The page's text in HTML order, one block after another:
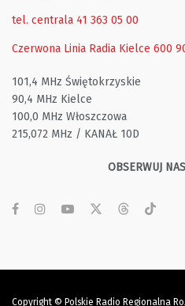
tel. centrala 41 363 05 00
Czerwona Linia Radia Kielce 600
101,4 MHz Świętokrzyskie
90,4 MHz Kielce
100,0 MHz Włoszczowa
215,072 MHz / KANAŁ 10D
OBSERWUJ
Copyright © Polskie Radio Regionalna